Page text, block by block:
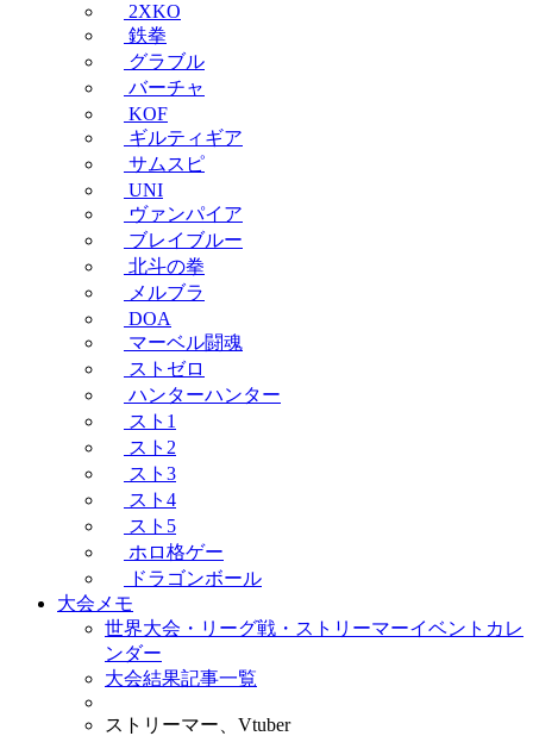
2XKO
鉄拳
グラブル
バーチャ
KOF
ギルティギア
サムスピ
UNI
ヴァンパイア
ブレイブルー
北斗の拳
メルブラ
DOA
マーベル闘魂
ストゼロ
ハンターハンター
スト1
スト2
スト3
スト4
スト5
ホロ格ゲー
ドラゴンボール
大会メモ
世界大会・リーグ戦・ストリーマーイベントカレ
ンダー
大会結果記事一覧
ストリーマー、Vtuber